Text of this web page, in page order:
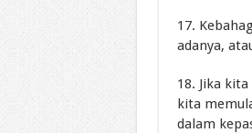
17.
adanya,
18. Jika
kita
dalam